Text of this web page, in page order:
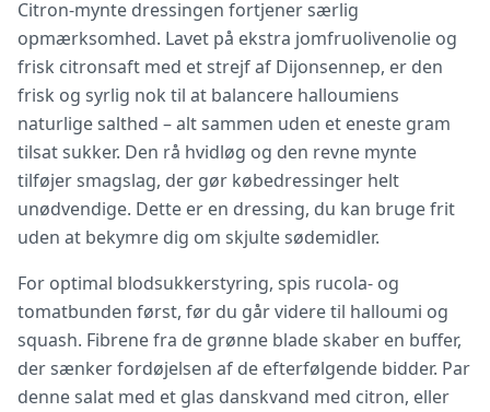
Citron-mynte dressingen fortjener særlig
opmærksomhed. Lavet på ekstra jomfruolivenolie og
frisk citronsaft med et strejf af Dijonsennep, er den
frisk og syrlig nok til at balancere halloumiens
naturlige salthed – alt sammen uden et eneste gram
tilsat sukker. Den rå hvidløg og den revne mynte
tilføjer smagslag, der gør købedressinger helt
unødvendige. Dette er en dressing, du kan bruge frit
uden at bekymre dig om skjulte sødemidler.
For optimal blodsukkerstyring, spis rucola- og
tomatbunden først, før du går videre til halloumi og
squash. Fibrene fra de grønne blade skaber en buffer,
der sænker fordøjelsen af de efterfølgende bidder. Par
denne salat med et glas danskvand med citron, eller